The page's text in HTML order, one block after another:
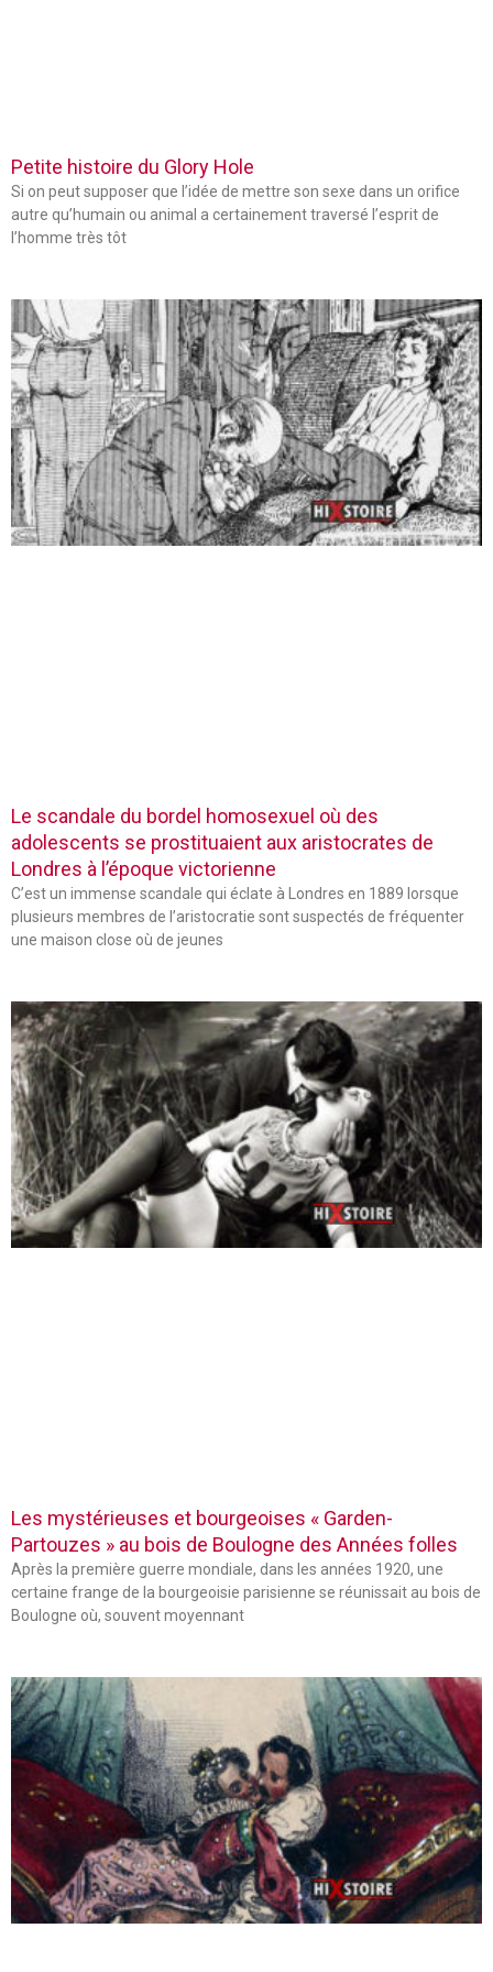
Petite histoire du Glory Hole
Si on peut supposer que l’idée de mettre son sexe dans un orifice
autre qu’humain ou animal a certainement traversé l’esprit de
l’homme très tôt
Le scandale du bordel homosexuel où des
adolescents se prostituaient aux aristocrates de
Londres à l’époque victorienne
C’est un immense scandale qui éclate à Londres en 1889 lorsque
plusieurs membres de l’aristocratie sont suspectés de fréquenter
une maison close où de jeunes
Les mystérieuses et bourgeoises « Garden-
Partouzes » au bois de Boulogne des Années folles
Après la première guerre mondiale, dans les années 1920, une
certaine frange de la bourgeoisie parisienne se réunissait au bois de
Boulogne où, souvent moyennant